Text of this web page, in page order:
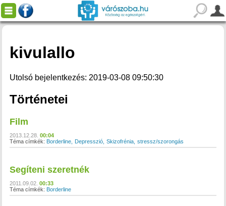
kivulallo
Utolsó bejelentkezés: 2019-03-08 09:50:30
Történetei
Film
2013.12.28. 00:04
Téma címkék: Borderline Depresszió Skizofrénia stressz/szorongás
Segíteni szeretnék
2011.09.02. 00:33
Téma címkék: Borderline